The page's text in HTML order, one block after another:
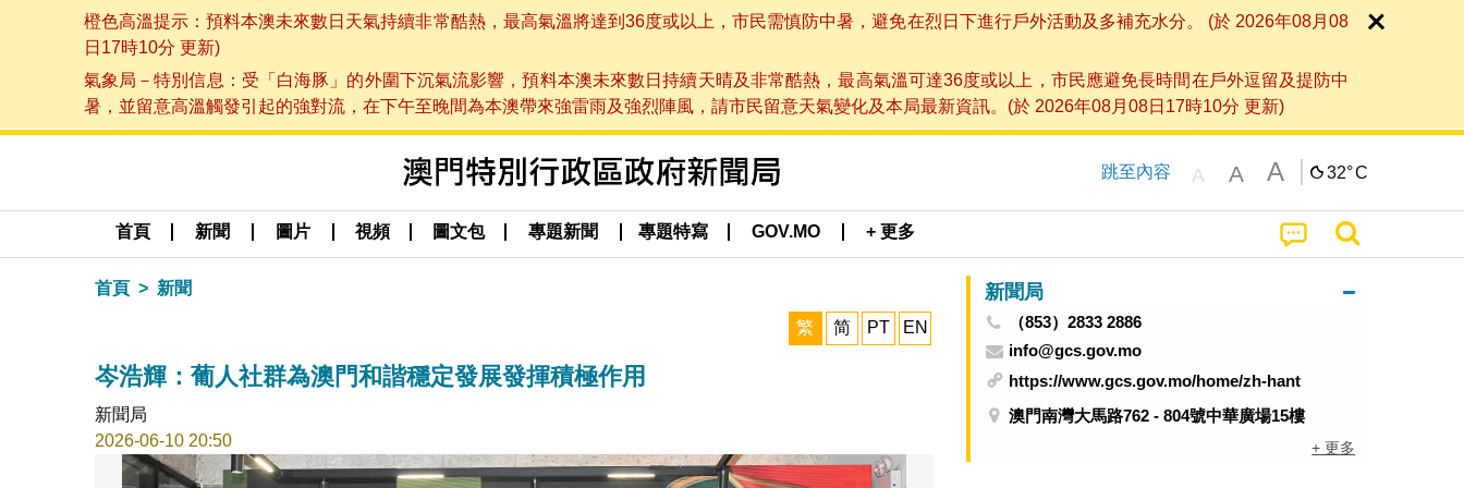
橙色高溫提示：預料本澳未來數日天氣持續非常酷熱，最高氣溫將達到36度或以上，市民需慎防中暑，避免在烈日下進行戶外活動及多補充水分。 (於 2026年08月08
日17時10分 更新)
氣象局－特別信息：受「白海豚」的外圍下沉氣流影響，預料本澳未來數日持續天晴及非常酷熱，最高氣溫可達36度或以上，市民應避免長時間在戶外逗留及提防中
暑，並留意高溫觸發引起的強對流，在下午至晚間為本澳帶來強雷雨及強烈陣風，請市民留意天氣變化及本局最新資訊。(於 2026年08月08日17時10分 更新)
跳至內容 A A A 32°C
首頁 新聞 圖片 視頻 圖文包 專題新聞 專題特寫 GOV.MO + 更多
首頁 新聞
繁 简 PT EN
岑浩輝：葡人社群為澳門和諧穩定發展發揮積極作用
新聞局
2026-06-10 20:50
新聞局
（853）2833 2886
info@gcs.gov.mo
https://www.gcs.gov.mo/home/zh-hant
澳門南灣大馬路762 - 804號中華廣場15樓
+ 更多